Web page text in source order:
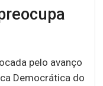
pelo avanço
Democrática do